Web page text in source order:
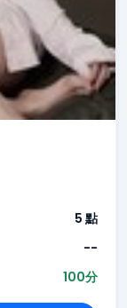
5 點
--
100分